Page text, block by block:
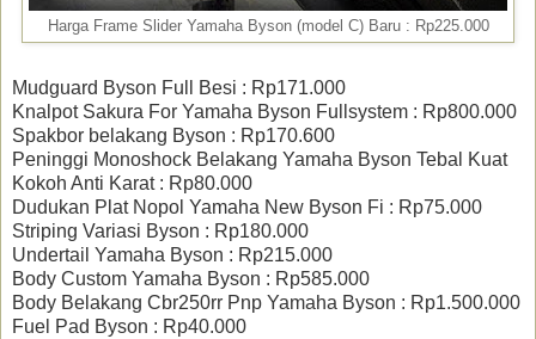
Harga Frame Slider Yamaha Byson (model C) Baru : Rp225.000
Mudguard Byson Full Besi : Rp171.000
Knalpot Sakura For Yamaha Byson Fullsystem : Rp800.000
Spakbor belakang Byson : Rp170.600
Peninggi Monoshock Belakang Yamaha Byson Tebal Kuat
Kokoh Anti Karat : Rp80.000
Dudukan Plat Nopol Yamaha New Byson Fi : Rp75.000
Striping Variasi Byson : Rp180.000
Undertail Yamaha Byson : Rp215.000
Body Custom Yamaha Byson : Rp585.000
Body Belakang Cbr250rr Pnp Yamaha Byson : Rp1.500.000
Fuel Pad Byson : Rp40.000